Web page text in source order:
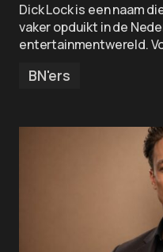
Dick Lock is een naam
vaker opduikt in de
entertainmentwereld.
BN'ers